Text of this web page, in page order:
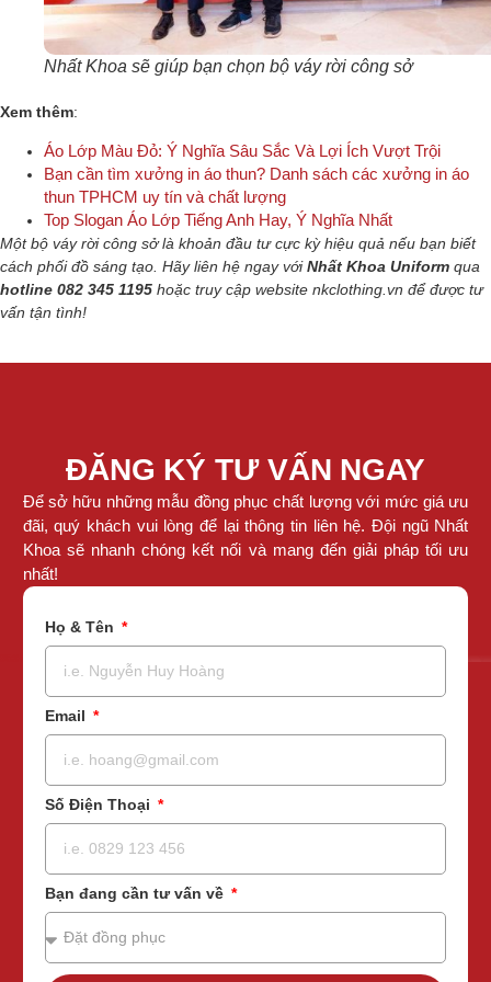
Nhất Khoa sẽ giúp bạn chọn bộ váy rời công sở
Xem thêm:
Áo Lớp Màu Đỏ: Ý Nghĩa Sâu Sắc Và Lợi Ích Vượt Trội
Bạn cần tìm xưởng in áo thun? Danh sách các xưởng in áo
thun TPHCM uy tín và chất lượng
Top Slogan Áo Lớp Tiếng Anh Hay, Ý Nghĩa Nhất
Một bộ váy rời công sở là khoản đầu tư cực kỳ hiệu quả nếu bạn biết
cách phối đồ sáng tạo. Hãy liên hệ ngay vớiNhất Khoa Uniform qua
hotline 082 345 1195 hoặc truy cập website nkclothing.vn để được tư
vấn tận tình!
ĐĂNG KÝ TƯ VẤN NGAY
Để sở hữu những mẫu đồng phục chất lượng với mức giá ưu
đãi, quý khách vui lòng để lại thông tin liên hệ. Đội ngũ Nhất
Khoa sẽ nhanh chóng kết nối và mang đến giải pháp tối ưu
nhất!
Họ & Tên
Email
Số Điện Thoại
Bạn đang cần tư vấn về